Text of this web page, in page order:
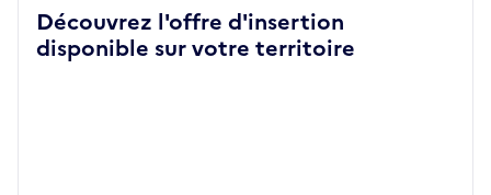
Découvrez l'offre d'insertion
disponible sur votre territoire